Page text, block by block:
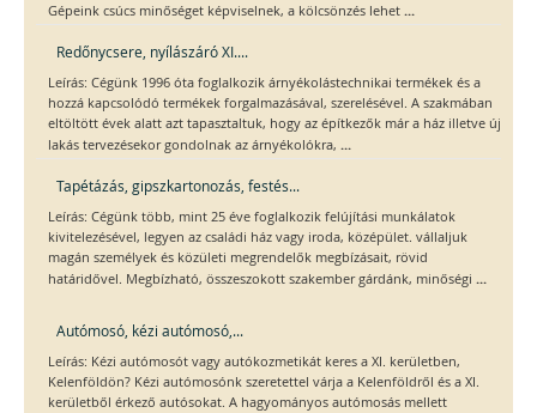
Gépeink csúcs minőséget képviselnek, a kölcsönzés lehet ...
Redőnycsere, nyílászáró XI....
Leírás: Cégünk 1996 óta foglalkozik árnyékolástechnikai termékek és a
hozzá kapcsolódó termékek forgalmazásával, szerelésével. A szakmában
eltöltött évek alatt azt tapasztaltuk, hogy az építkezők már a ház illetve új
lakás tervezésekor gondolnak az árnyékolókra, ...
Tapétázás, gipszkartonozás, festés...
Leírás: Cégünk több, mint 25 éve foglalkozik felújítási munkálatok
kivitelezésével, legyen az családi ház vagy iroda, középület. vállaljuk
magán személyek és közületi megrendelők megbízásait, rövid
határidővel. Megbízható, összeszokott szakember gárdánk, minőségi ...
Autómosó, kézi autómosó,...
Leírás: Kézi autómosót vagy autókozmetikát keres a XI. kerületben,
Kelenföldön? Kézi autómosónk szeretettel várja a Kelenföldről és a XI.
kerületből érkező autósokat. A hagyományos autómosás mellett